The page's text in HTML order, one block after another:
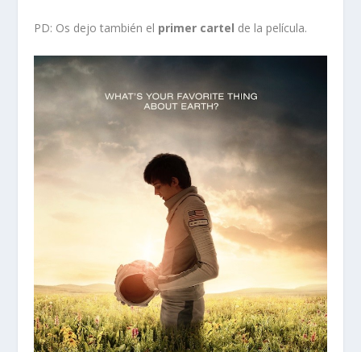
PD: Os dejo también el primer cartel de la película.